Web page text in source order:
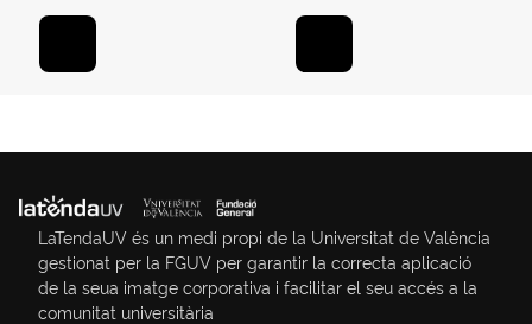
LaTendaUV és un medi propi de la Universitat de València
gestionat per la FGUV per garantir la correcta aplicació
de la seua imatge corporativa i facilitar el seu accés a la
comunitat universitària